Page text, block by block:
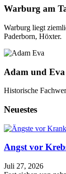
Warburg am
Warburg liegt
Paderborn, Höxter.
Adam und Eva
Historische
Neuestes
Angst vor
Juli 27, 2026